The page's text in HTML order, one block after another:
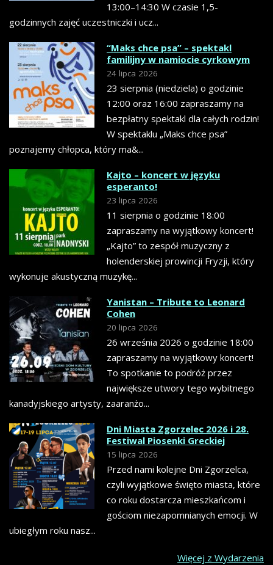
13:00–14:30 W czasie 1,5-
godzinnych zajęć uczestniczki i ucz...
“Maks chce psa” – spektakl
familijny w namiocie cyrkowym
24 lipca 2026
23 sierpnia (niedziela) o godzinie
12:00 oraz 16:00 zapraszamy na
bezpłatny spektakl dla całych rodzin!
W spektaklu „Maks chce psa”
poznajemy chłopca, który ma&...
Kajto – koncert w języku
esperanto!
23 lipca 2026
11 sierpnia o godzinie 18:00
zapraszamy na wyjątkowy koncert!
„Kajto” to zespół muzyczny z
holenderskiej prowincji Fryzji, który
wykonuje akustyczną muzykę...
Yanistan – Tribute to Leonard
Cohen
20 lipca 2026
26 września 2026 o godzinie 18:00
zapraszamy na wyjątkowy koncert!
To spotkanie to podróż przez
największe utwory tego wybitnego
kanadyjskiego artysty, zaaranżo...
Dni Miasta Zgorzelec 2026 i 28.
Festiwal Piosenki Greckiej
15 lipca 2026
Przed nami kolejne Dni Zgorzelca,
czyli wyjątkowe święto miasta, które
co roku dostarcza mieszkańcom i
gościom niezapomnianych emocji. W
ubiegłym roku nasz...
Więcej z Wydarzenia